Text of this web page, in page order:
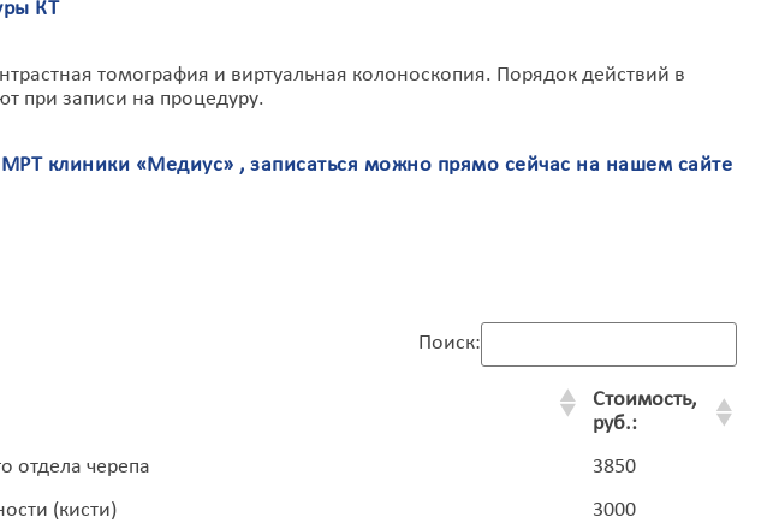
КТ
томография и виртуальная колоноскопия. Порядок действий в
при записи на процедуру.
клиники «Медиус» , записаться можно прямо сейчас на нашем сайте
Поиск:
Стоимость,
руб.:
отдела черепа
3850
(кисти)
3000